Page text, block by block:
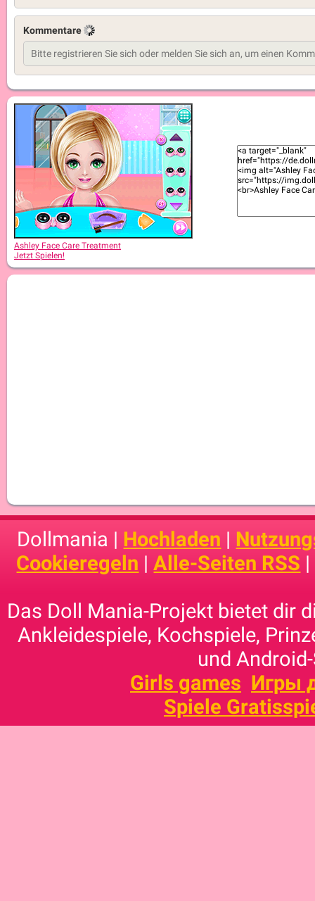
Kommentare
Ashley Face Care Treatment
Jetzt Spielen!
Dollmania | Hochladen |
Cookieregeln |Alle-Seiten RSS |
Das Doll Mania-Projekt bietet dir
Ankleidespiele, Kochspiele,
und
Girls games Игры
Spiele